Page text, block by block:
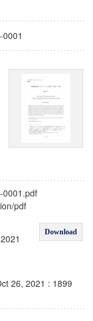
超成熟社会発展のサ
0001
0001.pdf
pdf
Download
26, 2021 : 1899